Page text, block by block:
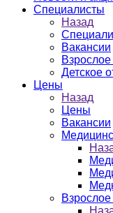
Специалисты
Назад
Вакансии
Детское
Цены
Назад
Цены
Вакансии